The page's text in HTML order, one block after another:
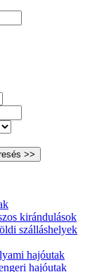
>>
kirándulások
szálláshelyek
hajóutak
hajóutak